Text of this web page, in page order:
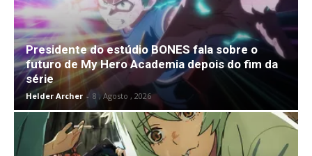
Presidente do estúdio BONES fala sobre o
futuro de My Hero Academia depois do fim da
série
Helder Archer - 8 , Agosto , 2026